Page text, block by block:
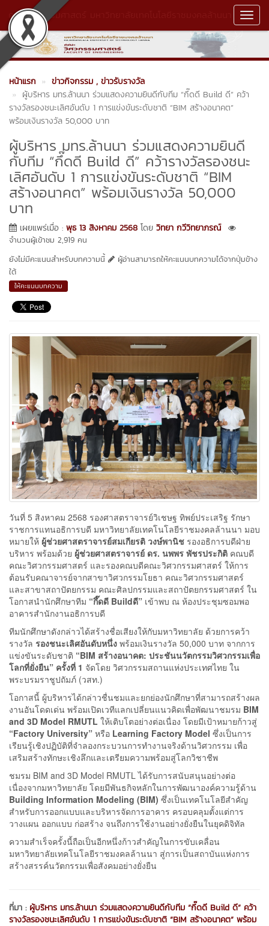
คณะวิศวกรรมศาสตร์ มหาวิทยาลัยเทคโนโลยีราชมงคลล้านนา
หน้าแรก ข่าวกิจกรรม , ข่าวรับรางวัล
ผู้บริหาร มทร.ล้านนา ร่วมแสดงความยินดีกับทีม “กึ๊ดดี Build ดี” คว้า
รางวัลรองชนะเลิศอันดับ 1 การแข่งขันระดับชาติ “BIM สร้างอนาคต”
พร้อมเงินรางวัล 50,000 บาท
ผู้บริหาร มทร.ล้านนา ร่วมแสดงความยินดี
กับทีม “กึ๊ดดี Build ดี” คว้ารางวัลรองชนะ
เลิศอันดับ 1 การแข่งขันระดับชาติ “BIM
สร้างอนาคต” พร้อมเงินรางวัล 50,000
บาท
เผยแพร่เมื่อ : พุธ 13 สิงหาคม 2568 โดย วิทยา กวีวิทยาภรณ์
จำนวนผู้เข้าชม 2,919 คน
ยังไม่มีคะแนนสำหรับบทความนี้
ผู้อ่านสามารถให้คะแนนบทความได้จากปุ่มข้าง
ใต้
ให้คะแนนบทความ
วันที่ 5 สิงหาคม 2568 รองศาสตราจารย์วิเชษฐ ทิพย์ประเสริฐ รักษา
ราชการแทนอธิการบดี มหาวิทยาลัยเทคโนโลยีราชมงคลล้านนา มอบ
หมายให้ ผู้ช่วยศาสตราจารย์สมเกียรติ วงษ์พานิช รองอธิการบดีฝ่าย
บริหาร พร้อมด้วย ผู้ช่วยศาสตราจารย์ ดร. นพพร พัชรประกิติ คณบดี
คณะวิศวกรรมศาสตร์ และรองคณบดีคณะวิศวกรรมศาสตร์ ให้การ
ต้อนรับคณาจารย์จากสาขาวิศวกรรมโยธา คณะวิศวกรรมศาสตร์
และสาขาสถาปัตยกรรม คณะศิลปกรรมและสถาปัตยกรรมศาสตร์ ใน
โอกาสนำนักศึกษาทีม “กึ๊ดดี Buildดี” เข้าพบ ณ ห้องประชุมซอมพอ
อาคารสำนักงานอธิการบดี
ทีมนักศึกษาดังกล่าวได้สร้างชื่อเสียงให้กับมหาวิทยาลัย ด้วยการคว้า
รางวัล รองชนะเลิศอันดับหนึ่ง พร้อมเงินรางวัล 50,000 บาท จากการ
แข่งขันระดับชาติ “BIM สร้างอนาคต: ประชันนวัตกรรมวิศวกรรมเพื่อ
โลกที่ยั่งยืน” ครั้งที่ 1 จัดโดย วิศวกรรมสถานแห่งประเทศไทย ใน
พระบรมราชูปถัมภ์ (วสท.)
โอกาสนี้ ผู้บริหารได้กล่าวชื่นชมและยกย่องนักศึกษาที่สามารถสร้างผล
งานอันโดดเด่น พร้อมเปิดเวทีแลกเปลี่ยนแนวคิดเพื่อพัฒนาชมรม BIM
and 3D Model RMUTL ให้เติบโตอย่างต่อเนื่อง โดยมีเป้าหมายก้าวสู่
“Factory University” หรือ Learning Factory Model ซึ่งเป็นการ
เรียนรู้เชิงปฏิบัติที่จำลองกระบวนการทำงานจริงด้านวิศวกรรม เพื่อ
เสริมสร้างทักษะเชิงลึกและเตรียมความพร้อมสู่โลกวิชาชีพ
ชมรม BIM and 3D Model RMUTL ได้รับการสนับสนุนอย่างต่อ
เนื่องจากมหาวิทยาลัย โดยมีพันธกิจหลักในการพัฒนาองค์ความรู้ด้าน
Building Information Modeling (BIM) ซึ่งเป็นเทคโนโลยีสำคัญ
สำหรับการออกแบบและบริหารจัดการอาคาร ครอบคลุมตั้งแต่การ
วางแผน ออกแบบ ก่อสร้าง จนถึงการใช้งานอย่างยั่งยืนในยุคดิจิทัล
ความสำเร็จครั้งนี้ถือเป็นอีกหนึ่งก้าวสำคัญในการขับเคลื่อน
มหาวิทยาลัยเทคโนโลยีราชมงคลล้านนา สู่การเป็นสถาบันแห่งการ
สร้างสรรค์นวัตกรรมเพื่อสังคมอย่างยั่งยืน
ที่มา : ผู้บริหาร มทร.ล้านนา ร่วมแสดงความยินดีกับทีม “กึ๊ดดี Build ดี” คว้า
รางวัลรองชนะเลิศอันดับ 1 การแข่งขันระดับชาติ “BIM สร้างอนาคต” พร้อม